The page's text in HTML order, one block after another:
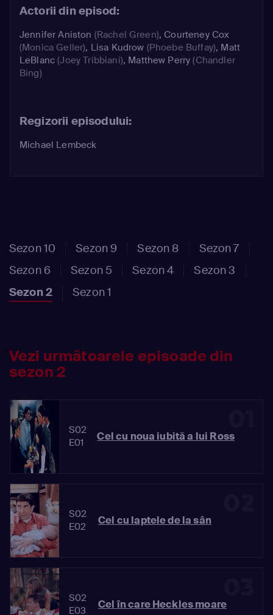
ofere mai multe întrebări decât
împlinirea, ei au şi grijă unul de
celălalt în timpul acestei perioade
palpitante, când totul e posibil _ atâta
Kudrow, Matt LeBlanc, Matthew Perry,
Parental rating: 12
Actorii din episod:
Jennifer Aniston (Rachel Green),Courteney Cox
(Monica Geller), Lisa Kudrow (Phoebe Buffay), Matt
LeBlanc (Joey Tribbiani), Matthew Perry (Chandler
Bing)
Regizorii episodului:
Michael Lembeck
Sezon 10 Sezon 9 Sezon 8
Sezon 7
Sezon 6
Sezon 5 Sezon 4
Sezon 3
Sezon 2
Sezon 1
Vezi următoarele episoade din
sezon 2
S02
E01
Cel cu noua iubită a lui Ross
S02
E02
Cel cu laptele de la sân
S02
E03
Cel în care Heckles moare